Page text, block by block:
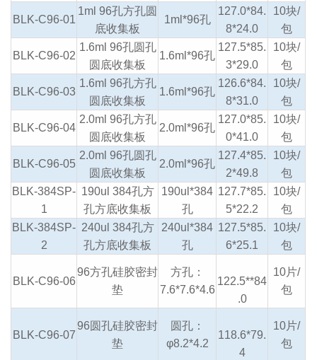
BLK-C96-01
1ml 96孔方孔圆
底收集板
1ml*96孔
127.0*84.
8*24.0
10块/
包
BLK-C96-02
1.6ml 96孔圆孔
圆底收集板
1.6ml*96孔
127.5*85.
3*29.0
10块/
包
BLK-C96-03
1.6ml 96孔方孔
圆底收集板
1.6ml*96孔
126.6*84.
8*31.0
10块/
包
BLK-C96-04
2.0ml 96孔方孔
圆底收集板
2.0ml*96孔
127.0*85.
0*41.0
10块/
包
BLK-C96-05
2.0ml 96孔圆孔
圆底收集板
2.0ml*96孔
127.4*85.
2*49.8
10块/
包
BLK-384SP-
1
190ul 384孔方
孔方底收集板
190ul*384
孔
127.7*85.
5*22.2
10块/
包
BLK-384SP-
2
240ul 384孔方
孔方底收集板
240ul*384
孔
127.5*85.
6*25.1
10块/
包
BLK-C96-06
96方孔硅胶密封
垫
方孔：
7.6*7.6*4.6
122.5**84
.0
10片/
包
BLK-C96-07
96圆孔硅胶密封
垫
圆孔：
φ8.2*4.2
118.6*79.
4
10片/
包